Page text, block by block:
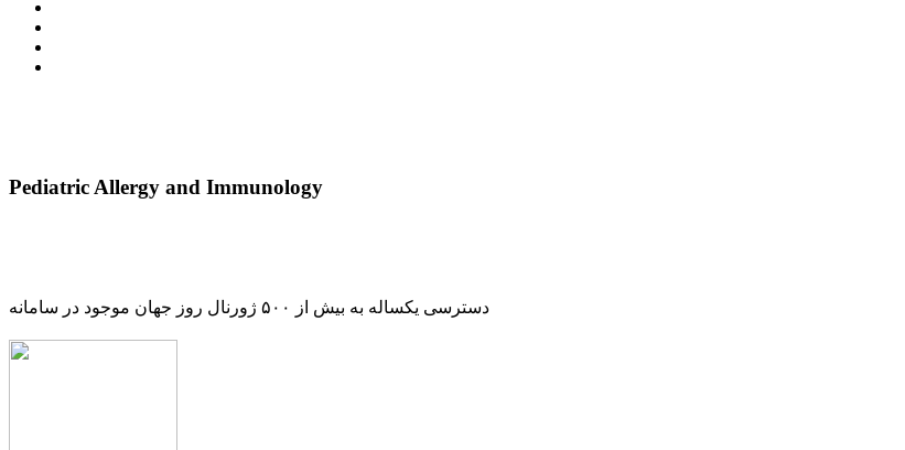
Pediatric Allergy and Immunology
دسترسی یکساله به بیش از ۵۰۰ ژورنال روز جهان موجود در سامانه